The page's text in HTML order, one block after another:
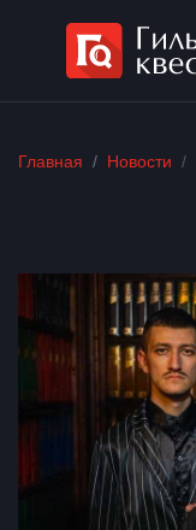
Главная Новости